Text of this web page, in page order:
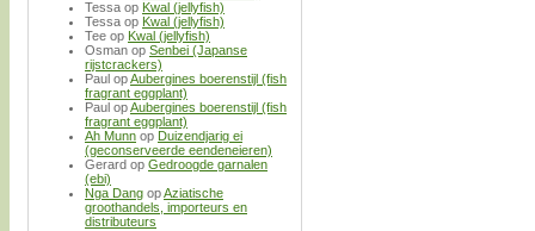
Tessa op Kwal (jellyfish)
Tessa op Kwal (jellyfish)
Tee op Kwal (jellyfish)
Osman op Senbei (Japanse
rijstcrackers)
Paul opAubergines boerenstijl (fish
fragrant eggplant)
Paul opAubergines boerenstijl (fish
fragrant eggplant)
Ah Munn op Duizendjarig ei
(geconserveerde eendeneieren)
Gerard op Gedroogde garnalen
(ebi)
Nga Dang opAziatische
groothandels, importeurs en
distributeurs